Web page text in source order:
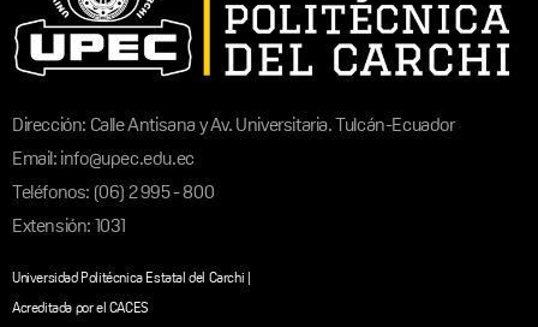
Dirección: Calle Antisana y Av. Universitaria. Tulcán-Ecuador
Email: info@upec.edu.ec
Teléfonos: (06) 2 995 - 800
Extensión: 1031
Universidad Politécnica Estatal del Carchi |
Acreditada por el CACES